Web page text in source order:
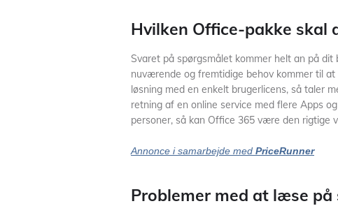
Hvilken Office-pakke skal
Svaret på spørgsmålet kommer helt an på
nuværende og fremtidige behov kommer til
løsning med en enkelt brugerlicens, så taler
retning af en online service med flere Apps
personer, så kan Office 365 være den rigtige
Annonce i samarbejde med PriceRunner
Problemer med at læse